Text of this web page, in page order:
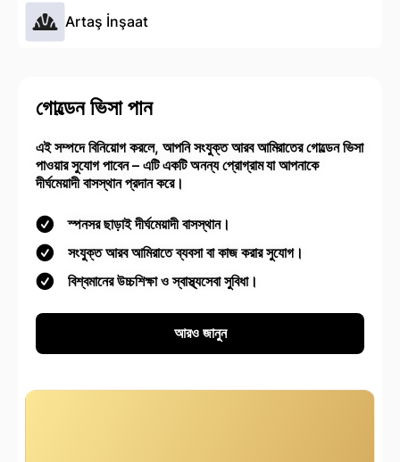
Artaş İnşaat
গোল্ডেন ভিসা পান
এই সম্পদে বিনিয়োগ করলে, আপনি সংযুক্ত আরব আমিরাতের গোল্ডেন ভিসা
পাওয়ার সুযোগ পাবেন – এটি একটি অনন্য প্রোগ্রাম যা আপনাকে
দীর্ঘমেয়াদী বাসস্থান প্রদান করে।
স্পনসর ছাড়াই দীর্ঘমেয়াদী বাসস্থান।
সংযুক্ত আরব আমিরাতে ব্যবসা বা কাজ করার সুযোগ।
বিশ্বমানের উচ্চশিক্ষা ও স্বাস্থ্যসেবা সুবিধা।
আরও জানুন